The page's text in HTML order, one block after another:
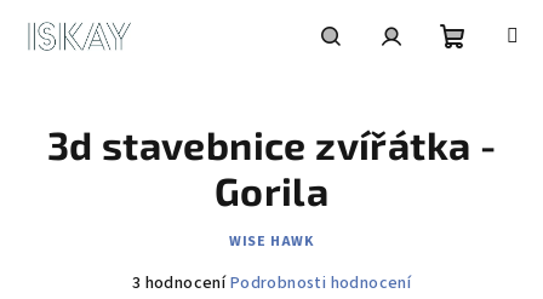
košík
3d stavebnice zvířátka -
Gorila
WISE HAWK
Průměrné
3 hodnoceníPodrobnosti hodnocení